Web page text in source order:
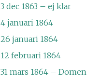
3 dec 1863 – ej klar
4 januari 1864
26 januari 1864
12 februari 1864
31 mars 1864 – Domen